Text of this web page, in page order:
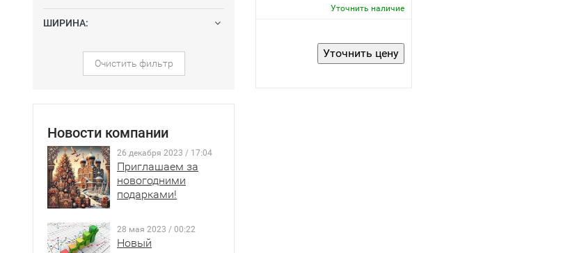
ШИРИНА:
Очистить фильтр
Новости компании
26 декабря 2023 / 17:04
Приглашаем за
новогодними
подарками!
28 мая 2023 / 00:22
Новый
Уточнить наличие